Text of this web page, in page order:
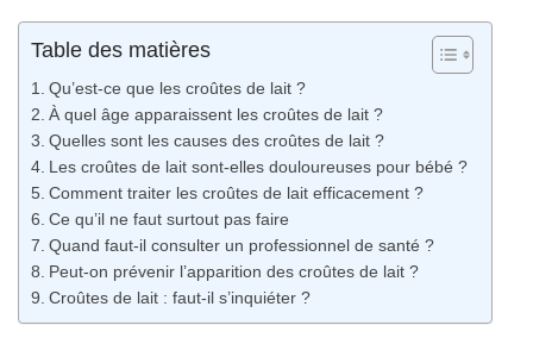
Table des matières
Qu’est-ce que les croûtes de lait ?
À quel âge apparaissent les croûtes de lait ?
Quelles sont les causes des croûtes de lait ?
Les croûtes de lait sont-elles douloureuses pour bébé ?
Comment traiter les croûtes de lait efficacement ?
Ce qu’il ne faut surtout pas faire
Quand faut-il consulter un professionnel de santé ?
Peut-on prévenir l’apparition des croûtes de lait ?
Croûtes de lait : faut-il s’inquiéter ?